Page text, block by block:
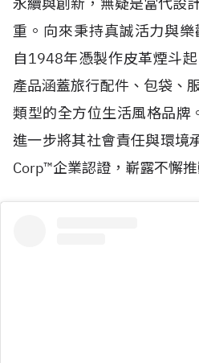
重。向來秉持真誠活力與樂
自1948年憑製作皮革煙斗
產品涵蓋旅行配件、包袋、
類型的全方位生活風格品牌
進一步將其社會責任與環境
Corp™企業認證，嶄露不懈